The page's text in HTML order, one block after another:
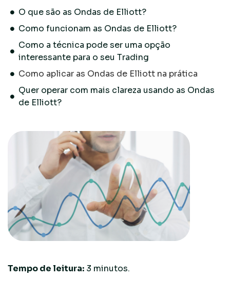
O que são as Ondas de Elliott?
Como funcionam as Ondas de Elliott?
Como a técnica pode ser uma opção
interessante para o seu Trading
Como aplicar as Ondas de Elliott na prática
Quer operar com mais clareza usando as Ondas
de Elliott?
Tempo de leitura: 3 minutos.